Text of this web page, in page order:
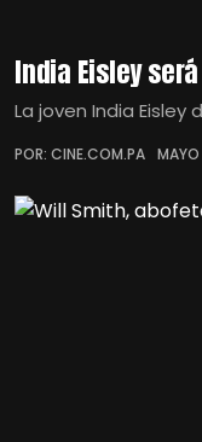
India Eisley
La joven India
POR: CINE.COM.PA MAYO